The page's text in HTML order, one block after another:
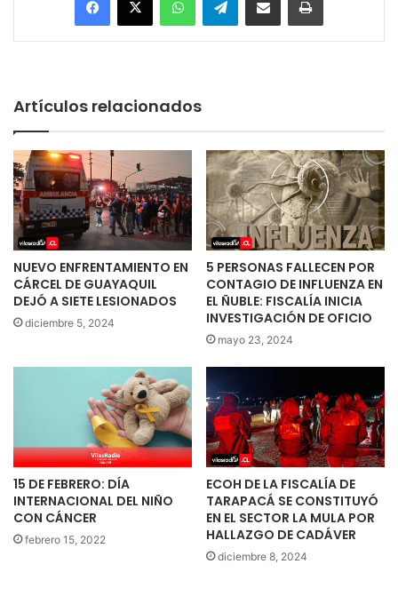
Artículos relacionados
NUEVO ENFRENTAMIENTO EN
CÁRCEL DE GUAYAQUIL
DEJÓ A SIETE LESIONADOS
diciembre 5, 2024
5 PERSONAS FALLECEN POR
CONTAGIO DE INFLUENZA EN
EL ÑUBLE: FISCALÍA INICIA
INVESTIGACIÓN DE OFICIO
mayo 23, 2024
15 DE FEBRERO: DÍA
INTERNACIONAL DEL NIÑO
CON CÁNCER
febrero 15, 2022
ECOH DE LA FISCALÍA DE
TARAPACÁ SE CONSTITUYÓ
EN EL SECTOR LA MULA POR
HALLAZGO DE CADÁVER
diciembre 8, 2024